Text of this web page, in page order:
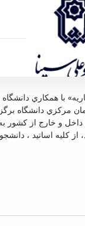
کارگاه
سازمان مركزي
اساتيد ،